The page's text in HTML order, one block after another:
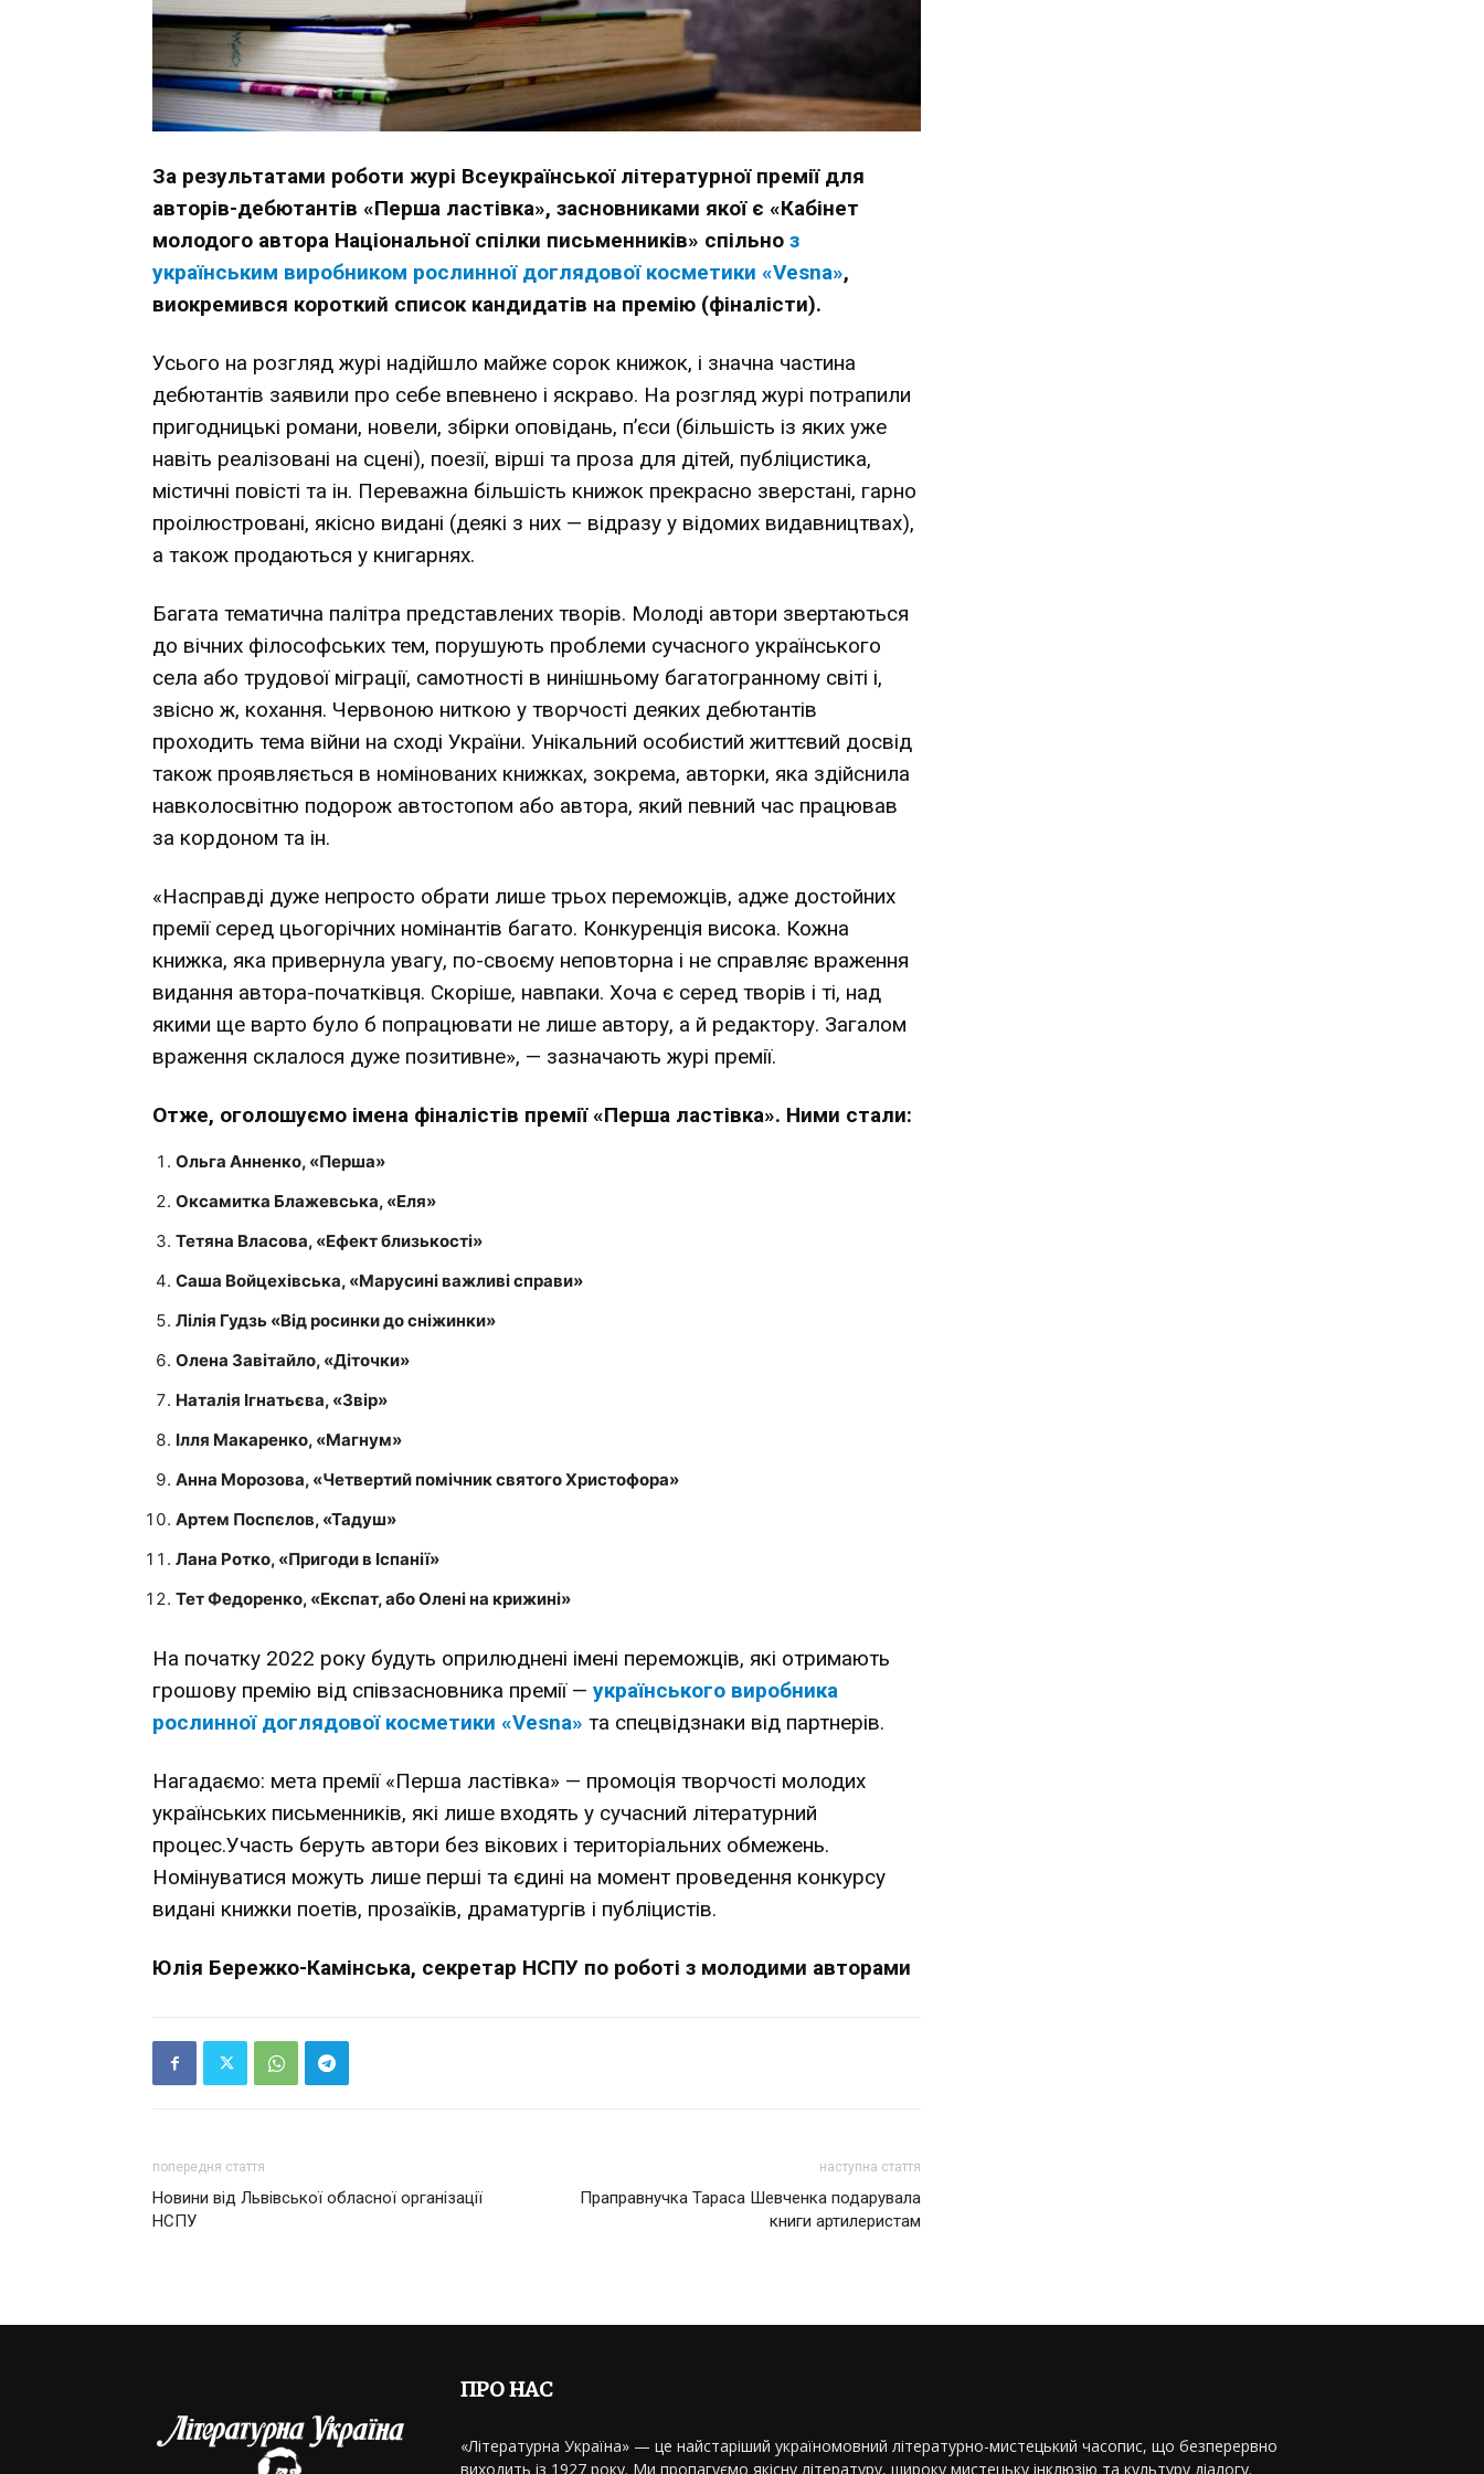
За результатами роботи журі Всеукраїнської літературної премії для
авторів-дебютантів «Перша ластівка», засновниками якої є «Кабінет
молодого автора Національної спілки письменників» спільно з
українським виробником рослинної доглядової косметики «Vesna»,
виокремився короткий список кандидатів на премію (фіналісти).
Усього на розгляд журі надійшло майже сорок книжок, і значна частина
дебютантів заявили про себе впевнено і яскраво. На розгляд журі потрапили
пригодницькі романи, новели, збірки оповідань, п’єси (більшість із яких уже
навіть реалізовані на сцені), поезії, вірші та проза для дітей, публіцистика,
містичні повісті та ін. Переважна більшість книжок прекрасно зверстані, гарно
проілюстровані, якісно видані (деякі з них — відразу у відомих видавництвах),
а також продаються у книгарнях.
Багата тематична палітра представлених творів. Молоді автори звертаються
до вічних філософських тем, порушують проблеми сучасного українського
села або трудової міграції, самотності в нинішньому багатогранному світі і,
звісно ж, кохання. Червоною ниткою у творчості деяких дебютантів
проходить тема війни на сході України. Унікальний особистий життєвий досвід
також проявляється в номінованих книжках, зокрема, авторки, яка здійснила
навколосвітню подорож автостопом або автора, який певний час працював
за кордоном та ін.
«Насправді дуже непросто обрати лише трьох переможців, адже достойних
премії серед цьогорічних номінантів багато. Конкуренція висока. Кожна
книжка, яка привернула увагу, по-своєму неповторна і не справляє враження
видання автора-початківця. Скоріше, навпаки. Хоча є серед творів і ті, над
якими ще варто було б попрацювати не лише автору, а й редактору. Загалом
враження склалося дуже позитивне», — зазначають журі премії.
Отже, оголошуємо імена фіналістів премії «Перша ластівка». Ними стали:
Ольга Анненко, «Перша»
Оксамитка Блажевська, «Еля»
Тетяна Власова, «Ефект близькості»
Саша Войцехівська, «Марусині важливі справи»
Лілія Гудзь «Від росинки до сніжинки»
Олена Завітайло, «Діточки»
Наталія Ігнатьєва, «Звір»
Ілля Макаренко, «Магнум»
Анна Морозова, «Четвертий помічник святого Христофора»
Артем Поспєлов, «Тадуш»
Лана Ротко, «Пригоди в Іспанії»
Тет Федоренко, «Експат, або Олені на крижині»
На початку 2022 року будуть оприлюднені імені переможців, які отримають
грошову премію від співзасновника премії — українського виробника
рослинної доглядової косметики «Vesna» та спецвідзнаки від партнерів.
Нагадаємо: мета премії «Перша ластівка» — промоція творчості молодих
українських письменників, які лише входять у сучасний літературний
процес.Участь беруть автори без вікових і територіальних обмежень.
Номінуватися можуть лише перші та єдині на момент проведення конкурсу
видані книжки поетів, прозаїків, драматургів і публіцистів.
Юлія Бережко-Камінська, секретар НСПУ по роботі з молодими авторами
попередня стаття
Новини від Львівської обласної організації
НСПУ
наступна стаття
Праправнучка Тараса Шевченка подарувала
книги артилеристам
ПРО НАС
«Літературна Україна» — це найстаріший україномовний літературно-мистецький часопис, що безперервно
виходить із 1927 року. Ми пропагуємо якісну літературу, широку мистецьку інклюзію та культуру діалогу.